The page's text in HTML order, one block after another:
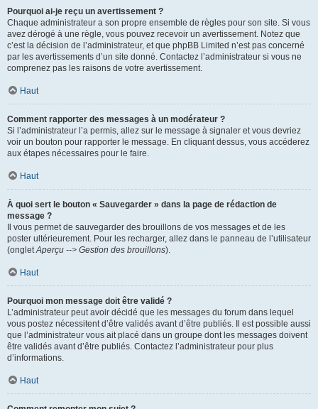
Pourquoi ai-je reçu un avertissement ?
Chaque administrateur a son propre ensemble de règles pour son site. Si vous
avez dérogé à une règle, vous pouvez recevoir un avertissement. Notez que
c’est la décision de l’administrateur, et que phpBB Limited n’est pas concerné
par les avertissements d’un site donné. Contactez l’administrateur si vous ne
comprenez pas les raisons de votre avertissement.
Haut
Comment rapporter des messages à un modérateur ?
Si l’administrateur l’a permis, allez sur le message à signaler et vous devriez
voir un bouton pour rapporter le message. En cliquant dessus, vous accéderez
aux étapes nécessaires pour le faire.
Haut
À quoi sert le bouton « Sauvegarder » dans la page de rédaction de
message ?
Il vous permet de sauvegarder des brouillons de vos messages et de les
poster ultérieurement. Pour les recharger, allez dans le panneau de l’utilisateur
(ongletAperçu --> Gestion des brouillons).
Haut
Pourquoi mon message doit être validé ?
L’administrateur peut avoir décidé que les messages du forum dans lequel
vous postez nécessitent d’être validés avant d’être publiés. Il est possible aussi
que l’administrateur vous ait placé dans un groupe dont les messages doivent
être validés avant d’être publiés. Contactez l’administrateur pour plus
d’informations.
Haut